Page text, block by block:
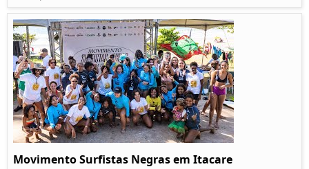
Movimento Surfistas Negras em Itacare